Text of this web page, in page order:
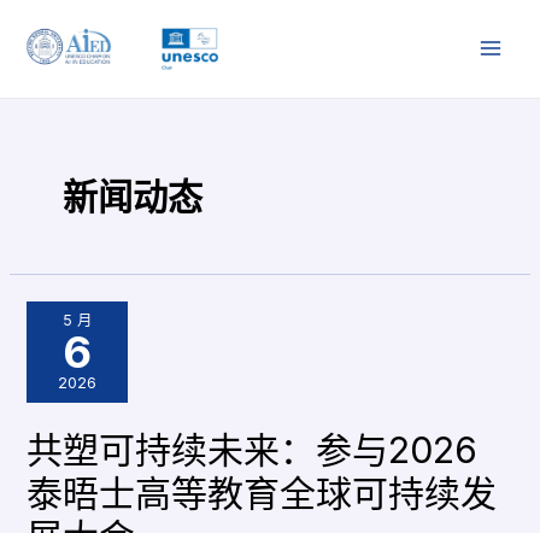
新闻动态
5 月
6
2026
共塑可持续未来：参与2026
泰晤士高等教育全球可持续发